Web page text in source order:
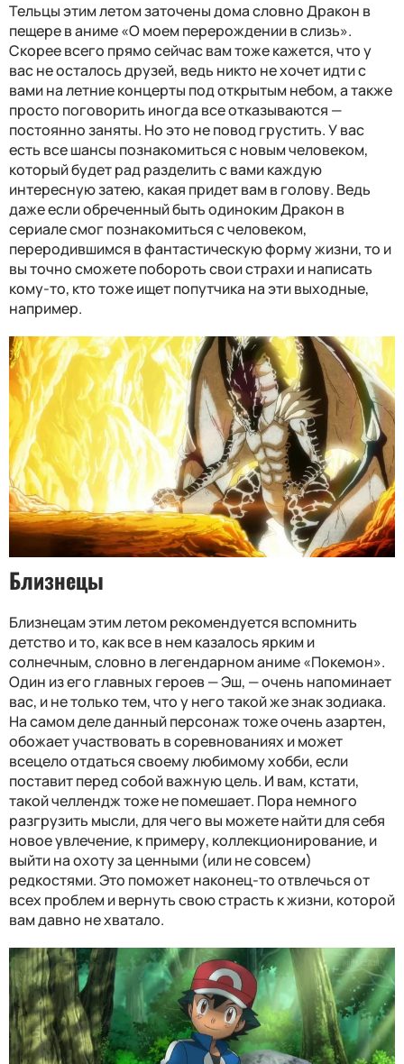
Тельцы этим летом заточены дома словно Дракон в
пещере в аниме «О моем перерождении в слизь».
Скорее всего прямо сейчас вам тоже кажется, что у
вас не осталось друзей, ведь никто не хочет идти с
вами на летние концерты под открытым небом, а также
просто поговорить иногда все отказываются —
постоянно заняты. Но это не повод грустить. У вас
есть все шансы познакомиться с новым человеком,
который будет рад разделить с вами каждую
интересную затею, какая придет вам в голову. Ведь
даже если обреченный быть одиноким Дракон в
сериале смог познакомиться с человеком,
переродившимся в фантастическую форму жизни, то и
вы точно сможете побороть свои страхи и написать
кому-то, кто тоже ищет попутчика на эти выходные,
например.
Близнецы
Близнецам этим летом рекомендуется вспомнить
детство и то, как все в нем казалось ярким и
солнечным, словно в легендарном аниме «Покемон».
Один из его главных героев — Эш, — очень напоминает
вас, и не только тем, что у него такой же знак зодиака.
На самом деле данный персонаж тоже очень азартен,
обожает участвовать в соревнованиях и может
всецело отдаться своему любимому хобби, если
поставит перед собой важную цель. И вам, кстати,
такой челлендж тоже не помешает. Пора немного
разгрузить мысли, для чего вы можете найти для себя
новое увлечение, к примеру, коллекционирование, и
выйти на охоту за ценными (или не совсем)
редкостями. Это поможет наконец-то отвлечься от
всех проблем и вернуть свою страсть к жизни, которой
вам давно не хватало.